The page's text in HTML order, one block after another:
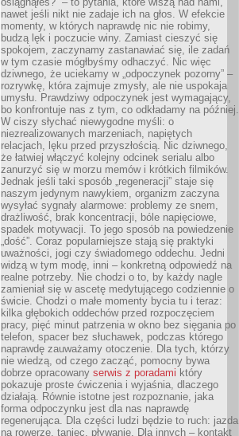
nawet jeśli nikt nie zadaje ich na głos. W efekcie
momenty, w których naprawdę nic nie robimy,
budzą lęk i poczucie winy. Zamiast cieszyć się
spokojem, zaczynamy zastanawiać się, ile zadań
w tym czasie mógłbyśmy odhaczyć. Nic więc
dziwnego, że uciekamy w „odpoczynek pozorny” –
rozrywkę, która zajmuje zmysły, ale nie uspokaja
umysłu. Prawdziwy odpoczynek jest wymagający,
bo konfrontuje nas z tym, co odkładamy na później.
W ciszy słychać niewygodne myśli: o
niezrealizowanych marzeniach, napiętych
relacjach, lęku przed przyszłością. Nic dziwnego,
że łatwiej włączyć kolejny odcinek serialu albo
zanurzyć się w morzu memów i krótkich filmików.
Jednak jeśli taki sposób „regeneracji” staje się
naszym jedynym nawykiem, organizm zaczyna
wysyłać sygnały alarmowe: problemy ze snem,
drażliwość, brak koncentracji, bóle napięciowe,
spadek motywacji. To jego sposób na powiedzenie
„dość”. Coraz popularniejsze stają się praktyki
uważności, jogi czy świadomego oddechu. Jedni
widzą w tym modę, inni – konkretną odpowiedź na
realne potrzeby. Nie chodzi o to, by każdy nagle
zamieniał się w ascetę medytującego codziennie o
świcie. Chodzi o małe momenty bycia tu i teraz:
kilka głębokich oddechów przed rozpoczęciem
pracy, pięć minut patrzenia w okno bez sięgania po
telefon, spacer bez słuchawek, podczas którego
naprawdę zauważamy otoczenie. Dla tych, którzy
nie wiedzą, od czego zacząć, pomocny bywa
dobrze opracowany serwis z poradami który
pokazuje proste ćwiczenia i wyjaśnia, dlaczego
działają. Równie istotne jest rozpoznanie, jaka
forma odpoczynku jest dla nas naprawdę
regenerująca. Dla części ludzi będzie to ruch: jazda
na rowerze, taniec, pływanie. Dla innych – kontakt